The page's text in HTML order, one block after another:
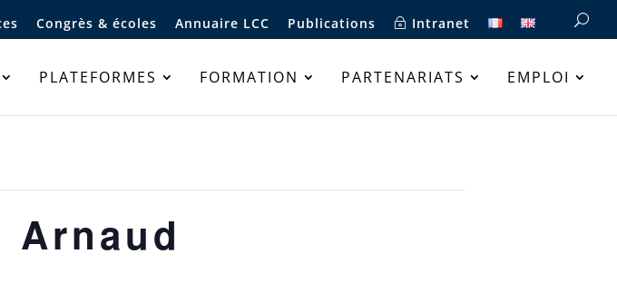
Congrès & écoles Annuaire LCC Publications Intranet
PLATEFORMES FORMATION PARTENARIATS EMPLOI